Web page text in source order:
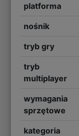
platforma
nośnik
tryb gry
tryb
multiplayer
wymagania
sprzętowe
kategoria